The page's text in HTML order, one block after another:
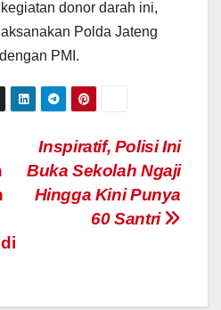
donor darah ini,
Polda Jateng
PMI.
Inspiratif, Polisi Ini
Buka Sekolah Ngaji
Hingga Kini Punya
60 Santri